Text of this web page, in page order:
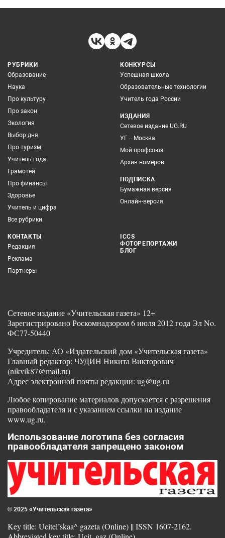
РУБРИКИ
Образование
Наука
Про культуру
Про закон
Экология
Выбор дня
Про туризм
Учитель года
Грамотей
Про финансы
Здоровье
Учитель и цифра
Все рубрики
КОНКУРСЫ
Успешная школа
Образовательные технологии
Учитель года России
ИЗДАНИЯ
Сетевое издание UG.RU
УГ – Москва
Мой профсоюз
Архив номеров
ПОДПИСКА
Бумажная версия
Онлайн-версия
КОНТАКТЫ
Редакция
Реклама
Партнеры
ICCS
ФОТОРЕПОРТАЖИ
БЛОГ
Сетевое издание «Учительская газета» 12+
Зарегистрировано Роскомнадзором 6 июля 2012 года Эл No.
ФС77-50440
Учредитель: АО «Издательский дом «Учительская газета»
Главный редактор: ЧУДИН Никита Викторович
(nikvik87@mail.ru)
Адрес электронной почты редакции: ug@ug.ru
Любое копирование материалов допускается с разрешения
правообладателя и с указанием ссылки на издание
www.ug.ru.
Использование логотипа без согласия
правообладателя запрещено законом
© 2025 «Учительская газета»
Key title: Ucitel’skaa^ gazeta (Online) || ISSN 1607-2162.